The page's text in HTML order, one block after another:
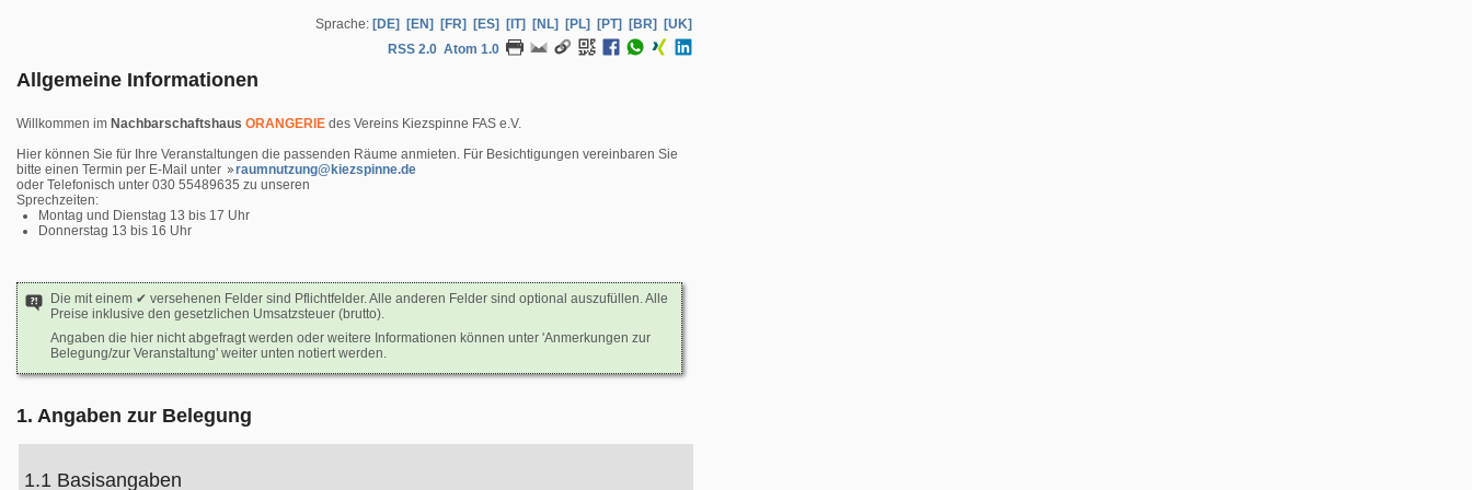
Sprache: [DE] [EN] [FR] [ES] [IT] [NL] [PL] [PT] [BR]
[UK]
RSS 2.0 Atom 1.0
Allgemeine Informationen
Willkommen im Nachbarschaftshaus ORANGERIE des Vereins Kiezspinne FAS e.V.
Hier können Sie für Ihre Veranstaltungen die passenden Räume anmieten. Für Besichtigungen vereinbaren Sie
bitte einen Termin per E-Mail unter
raumnutzung@kiezspinne.de
oder Telefonisch unter 030 55489635 zu unseren
Sprechzeiten:
Montag und Dienstag 13 bis 17 Uhr
Donnerstag 13 bis 16 Uhr
Die mit einem ✔ versehenen Felder sind Pflichtfelder. Alle anderen Felder sind optional auszufüllen. Alle
Preise inklusive den gesetzlichen Umsatzsteuer (brutto).
Angaben die hier nicht abgefragt werden oder weitere Informationen können unter 'Anmerkungen zur
Belegung/zur Veranstaltung' weiter unten notiert werden.
1. Angaben zur Belegung
1.1 Basisangaben